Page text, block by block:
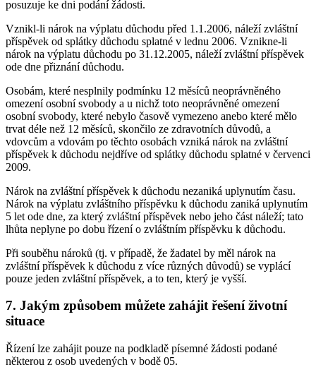
posuzuje ke dni podání žádosti.
Vznikl-li nárok na výplatu důchodu před 1.1.2006, náleží zvláštní
příspěvek od splátky důchodu splatné v lednu 2006. Vznikne-li
nárok na výplatu důchodu po 31.12.2005, náleží zvláštní příspěvek
ode dne přiznání důchodu.
Osobám, které nesplnily podmínku 12 měsíců neoprávněného
omezení osobní svobody a u nichž toto neoprávněné omezení
osobní svobody, které nebylo časově vymezeno anebo které mělo
trvat déle než 12 měsíců, skončilo ze zdravotních důvodů, a
vdovcům a vdovám po těchto osobách vzniká nárok na zvláštní
příspěvek k důchodu nejdříve od splátky důchodu splatné v červenci
2009.
Nárok na zvláštní příspěvek k důchodu nezaniká uplynutím času.
Nárok na výplatu zvláštního příspěvku k důchodu zaniká uplynutím
5 let ode dne, za který zvláštní příspěvek nebo jeho část náleží; tato
lhůta neplyne po dobu řízení o zvláštním příspěvku k důchodu.
Při souběhu nároků (tj. v případě, že žadatel by měl nárok na
zvláštní příspěvek k důchodu z více různých důvodů) se vyplácí
pouze jeden zvláštní příspěvek, a to ten, který je vyšší.
7. Jakým způsobem můžete zahájit řešení životní
situace
Řízení lze zahájit pouze na podkladě písemné žádosti podané
některou z osob uvedených v bodě 05.